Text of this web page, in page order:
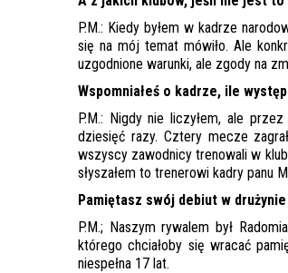
P.M.: Kiedy byłem w kadrze
się na mój temat mówiło. Ale
uzgodnione warunki, ale zgody na
Wspomniałeś o kadrze, ile
P.M.: Nigdy nie liczyłem, ale
dziesięć razy. Cztery mecze
wszyscy zawodnicy trenowali w
słyszałem to trenerowi kadry panu
Pamiętasz swój debiut w
P.M.; Naszym rywalem był
którego chciałoby się wracać
niespełna 17 lat.